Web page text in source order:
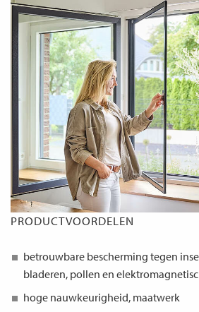
PRODUCTVOORDELEN
betrouwbare bescherming tegen
bladeren, pollen en
hoge nauwkeurigheid, maatwerk